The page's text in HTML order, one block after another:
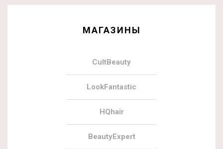
МАГАЗИНЫ
CultBeauty
LookFantastic
HQhair
BeautyExpert